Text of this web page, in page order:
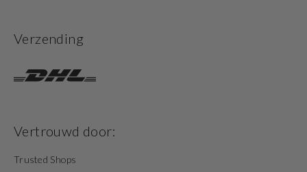
Verzending
Vertrouwd door:
Trusted Shops